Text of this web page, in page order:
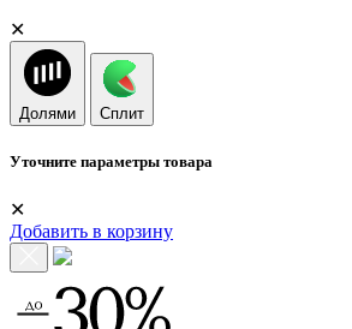
✕
Долями Сплит
Уточните параметры товара
✕
Добавить в корзину